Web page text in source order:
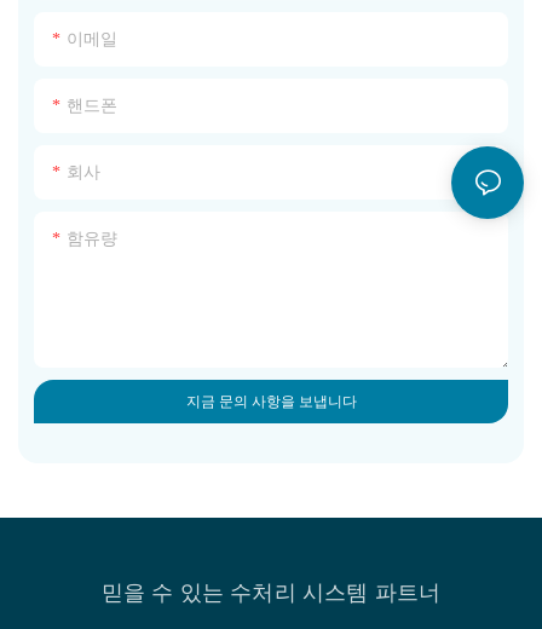
이메일
핸드폰
회사
함유량
지금 문의 사항을 보냅니다
믿을 수 있는 수처리 시스템 파트너